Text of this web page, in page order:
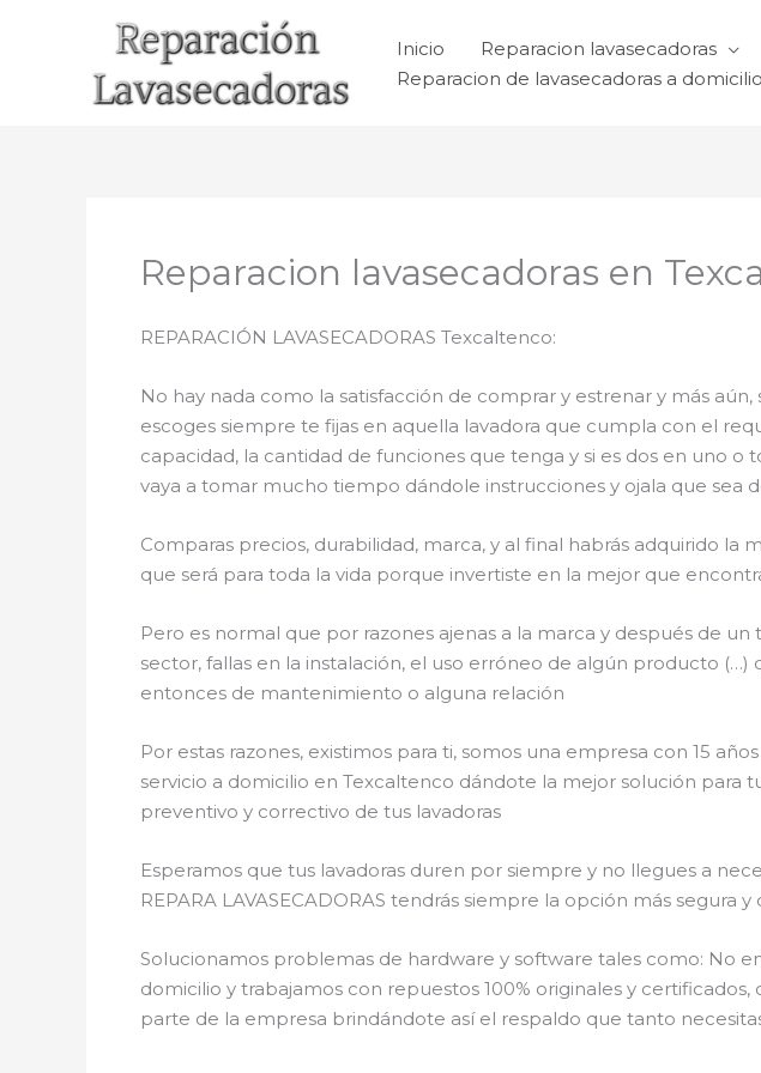
Inicio Reparacion lavasecadoras
Reparacion de lavasecadoras a domicilio
Reparacion lavasecadoras en
REPARACIÓN LAVASECADORAS Texcaltenco:
No hay nada como la satisfacción de comprar y estrenar y más
escoges siempre te fijas en aquella lavadora que cumpla con el
capacidad, la cantidad de funciones que tenga y si es dos en uno
vaya a tomar mucho tiempo dándole instrucciones y ojala que sea
Comparas precios, durabilidad, marca, y al final habrás adquirido
que será para toda la vida porque invertiste en la mejor que
Pero es normal que por razones ajenas a la marca y después de
sector, fallas en la instalación, el uso erróneo de algún producto
entonces de mantenimiento o alguna relación
Por estas razones, existimos para ti, somos una empresa con 15
servicio a domicilio en Texcaltenco dándote la mejor solución para
preventivo y correctivo de tus lavadoras
Esperamos que tus lavadoras duren por siempre y no llegues a
REPARA LAVASECADORAS tendrás siempre la opción más segura
Solucionamos problemas de hardware y software tales como: No
domicilio y trabajamos con repuestos 100% originales y
parte de la empresa brindándote así el respaldo que tanto